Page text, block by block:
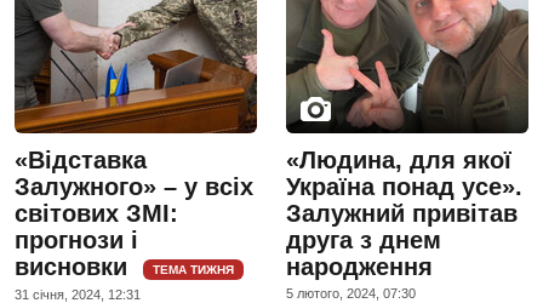
«Відставка
Залужного» – у всіх
світових ЗМІ:
прогнози і
висновки
ТЕМА ТИЖНЯ
31 сiчня, 2024, 12:31
«Людина, для якої
Україна понад усе».
Залужний привітав
друга з днем
народження
5 лютого, 2024, 07:30